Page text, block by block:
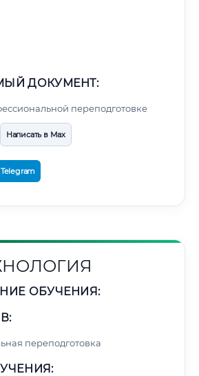
км
/ Почтой:
3–5 рабочих дней
ДОКУМЕНТ:
переподготовке
Написать в Max
ОБУЧЕНИЯ:
переподготовка